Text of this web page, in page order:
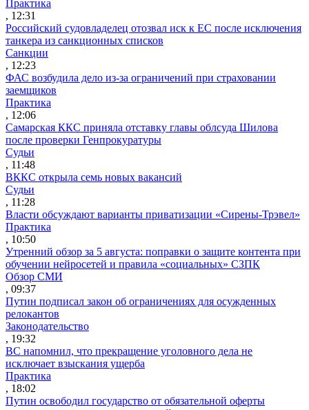
Практика
, 12:31
Российский судовладелец отозвал иск к ЕС после исключения
танкера из санкционных списков
Санкции
, 12:23
ФАС возбудила дело из-за ограничений при страховании
заемщиков
Практика
, 12:06
Самарская ККС приняла отставку главы облсуда Шилова
после проверки Генпрокуратуры
Судьи
, 11:48
ВККС открыла семь новых вакансий
Судьи
, 11:28
Власти обсуждают варианты приватизации «Сирены-Трэвел»
Практика
, 10:50
Утренний обзор за 5 августа: поправки о защите контента при
обучении нейросетей и правила «социальных» СЗПК
Обзор СМИ
, 09:37
Путин подписал закон об ограничениях для осужденных
релокантов
Законодательство
, 19:32
ВС напомнил, что прекращение уголовного дела не
исключает взыскания ущерба
Практика
, 18:02
Путин освободил государство от обязательной оферты